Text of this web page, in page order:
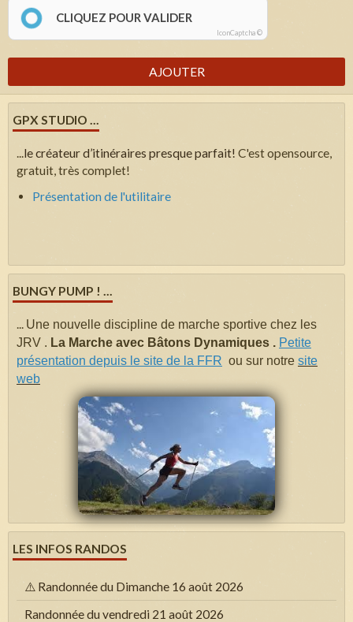
CLIQUEZ POUR VALIDER
IconCaptcha ©
AJOUTER
GPX STUDIO ...
...le créateur d’itinéraires presque parfait! C'est opensource,
gratuit, très complet!
Présentation de l'utilitaire
BUNGY PUMP ! ...
... Une nouvelle discipline de marche sportive chez les
JRV . La Marche avec Bâtons Dynamiques . Petite
présentation depuis le site de la FFR ou sur notre site
web
LES INFOS RANDOS
⚠️ Randonnée du Dimanche 16 août 2026
Randonnée du vendredi 21 août 2026